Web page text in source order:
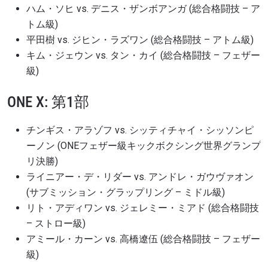
ハム・ソヒ vs. デニス・ザンボアンガ (総合格闘技 – ア
トム級)
平田樹 vs. ジヒン・ラズワン (総合格闘技 – アトム級)
キム・ジェウン vs. タン・カイ (総合格闘技 – フェザー
級)
ONE X: 第1部
チンギス・アラゾフ vs. シッティチャイ・シッソンピ
ーノン (ONEフェザー級キックボクシング世界グランプ
リ決勝)
ライニアー・デ・リダー vs. アンドレ・ガウヴァオン
(サブミッション・グラップリング – ミドル級)
リト・アディワン vs. ジェレミー・ミアド (総合格闘技
– ストロー級)
アミール・カーン vs. 高橋遼伍 (総合格闘技 – フェザー
級)
ハイライトを見る
購読
このフォームを送信することにより、お客様は当
使用および開示に同意したことになります。お客
様は、いつでも配信を停止することができます。